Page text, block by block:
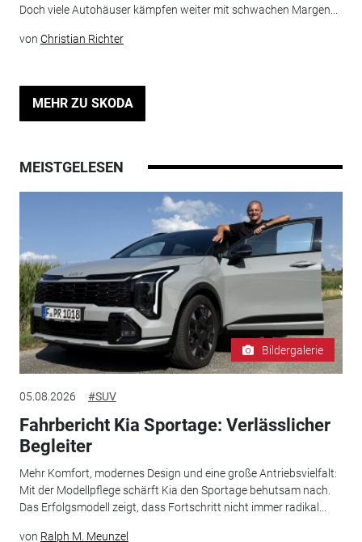
Doch viele Autohäuser kämpfen weiter mit schwachen Margen...
von Christian Richter
MEHR ZU SKODA
MEISTGELESEN
Bildergalerie
05.08.2026 #SUV
Fahrbericht Kia Sportage: Verlässlicher
Begleiter
Mehr Komfort, modernes Design und eine große Antriebsvielfalt:
Mit der Modellpflege schärft Kia den Sportage behutsam nach.
Das Erfolgsmodell zeigt, dass Fortschritt nicht immer radikal...
von Ralph M. Meunzel